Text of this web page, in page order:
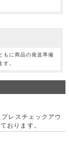
もに商品の発送準備
。
レスチェックアウ
おります。